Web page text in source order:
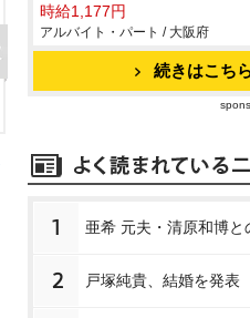
時給1,177円
アルバイト・パート / 大阪府
続きはこち
1 亜希 元夫・清原和博と
2 戸塚純貴、結婚を発表